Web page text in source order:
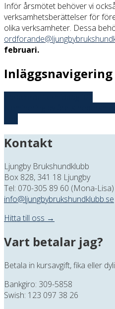
Inför årsmötet behöver vi
verksamhetsberättelser för
olika verksamheter. Dessa
februari.
Inläggsnavigering
Kontakt
Ljungby Brukshundklubb
Box 828, 341 18 Ljungby
Tel: 070-305 89 60 (Mona-Lisa)
info@ljungbybrukshundklubb.se
Hitta till oss →
Vart betalar jag?
Betala in kursavgift, fika eller
Bankgiro: 309-5858
Swish: 123 097 38 26